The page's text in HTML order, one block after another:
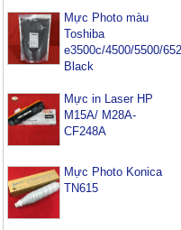
Mực Photo màu
Toshiba
e3500c/4500/5500/
Black
Mực in Laser HP
M15A/ M28A-
CF248A
Mực Photo Konica
TN615
Mực máy photo
ricoh MP 2554/
3054SP/ 3554SP
Tham Khảo
Ricoh 6210D
Tham Khảo